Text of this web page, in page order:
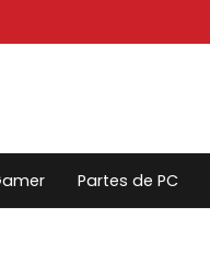
Partes de PC